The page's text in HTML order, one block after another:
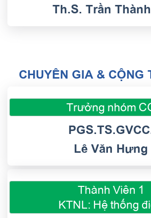
Th.S. Trần
CHUYÊN GIA & CỘNG
Trưởng nhóm
Lê Văn Hưng
Thành Viên 1
KTNL: Hệ thống